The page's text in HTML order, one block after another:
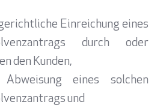
Einreichung eines
durch oder
den Kunden,
eines solchen
und